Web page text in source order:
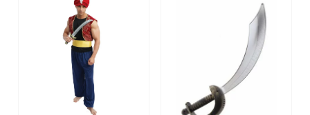
tuotteella
muunnelma.